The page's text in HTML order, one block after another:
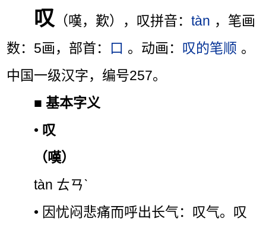
叹 （嘆，歎），叹拼音：tàn ，笔画
数：5画，部首：
口 。动画： 叹的笔顺 。
中国一级汉字，编号257。
■基本字义
• 叹
（嘆）
tàn ㄊㄢˋ
• 因忧闷悲痛而呼出长气：叹气。叹